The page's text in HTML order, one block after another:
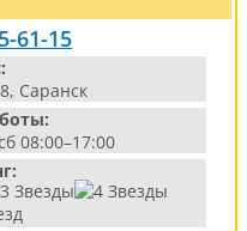
61-15
Саранск
08:00–17:00